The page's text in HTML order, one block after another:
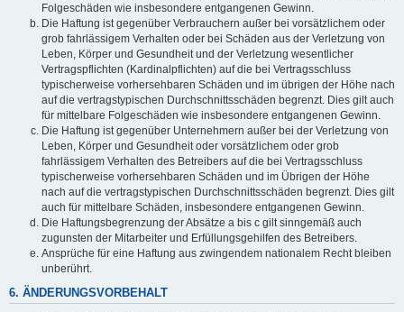
Folgeschäden wie insbesondere entgangenen Gewinn.
Die Haftung ist gegenüber Verbrauchern außer bei vorsätzlichem oder
grob fahrlässigem Verhalten oder bei Schäden aus der Verletzung von
Leben, Körper und Gesundheit und der Verletzung wesentlicher
Vertragspflichten (Kardinalpflichten) auf die bei Vertragsschluss
typischerweise vorhersehbaren Schäden und im übrigen der Höhe nach
auf die vertragstypischen Durchschnittsschäden begrenzt. Dies gilt auch
für mittelbare Folgeschäden wie insbesondere entgangenen Gewinn.
Die Haftung ist gegenüber Unternehmern außer bei der Verletzung von
Leben, Körper und Gesundheit oder vorsätzlichem oder grob
fahrlässigem Verhalten des Betreibers auf die bei Vertragsschluss
typischerweise vorhersehbaren Schäden und im Übrigen der Höhe
nach auf die vertragstypischen Durchschnittsschäden begrenzt. Dies gilt
auch für mittelbare Schäden, insbesondere entgangenen Gewinn.
Die Haftungsbegrenzung der Absätze a bis c gilt sinngemäß auch
zugunsten der Mitarbeiter und Erfüllungsgehilfen des Betreibers.
Ansprüche für eine Haftung aus zwingendem nationalem Recht bleiben
unberührt.
6. ÄNDERUNGSVORBEHALT